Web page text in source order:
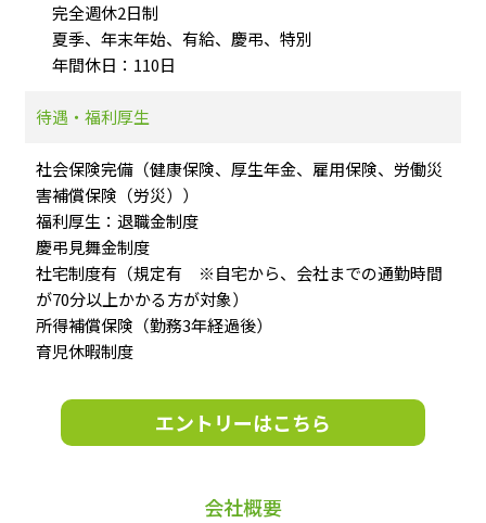
完全週休2日制
夏季、年末年始、有給、慶弔、特別
年間休日：110日
待遇・福利厚生
社会保険完備（健康保険、厚生年金、雇用保険、労働災
害補償保険（労災））
福利厚生：退職金制度
慶弔見舞金制度
社宅制度有（規定有 ※自宅から、会社までの通勤時間
が70分以上かかる方が対象）
所得補償保険（勤務3年経過後）
育児休暇制度
エントリーはこちら
会社概要